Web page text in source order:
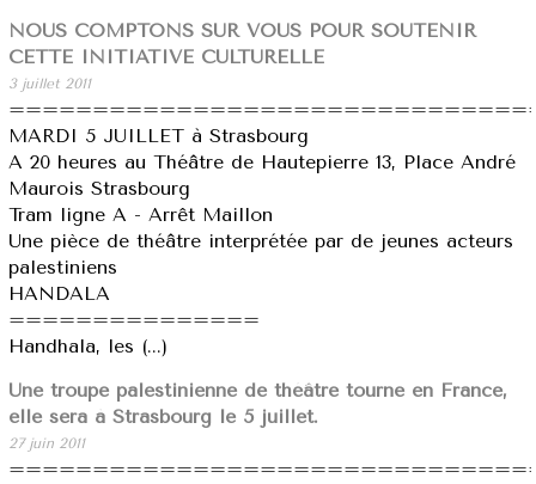
NOUS COMPTONS SUR VOUS POUR SOUTENIR
CETTE INITIATIVE CULTURELLE
3 juillet 2011
MARDI 5 JUILLET à Strasbourg
A 20 heures au Théâtre de Hautepierre 13, Place André
Maurois Strasbourg
Tram ligne A - Arrêt Maillon
Une pièce de théâtre interprétée par de jeunes acteurs
palestiniens
HANDALA
===============
Handhala, les (...)
Une troupe palestinienne de théâtre tourne en France,
elle sera à Strasbourg le 5 juillet.
27 juin 2011